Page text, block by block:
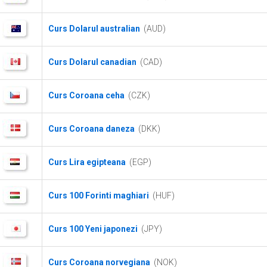
Curs Dolarul australian (AUD)
Curs Dolarul canadian (CAD)
Curs Coroana ceha (CZK)
Curs Coroana daneza (DKK)
Curs Lira egipteana (EGP)
Curs 100 Forinti maghiari (HUF)
Curs 100 Yeni japonezi (JPY)
Curs Coroana norvegiana (NOK)